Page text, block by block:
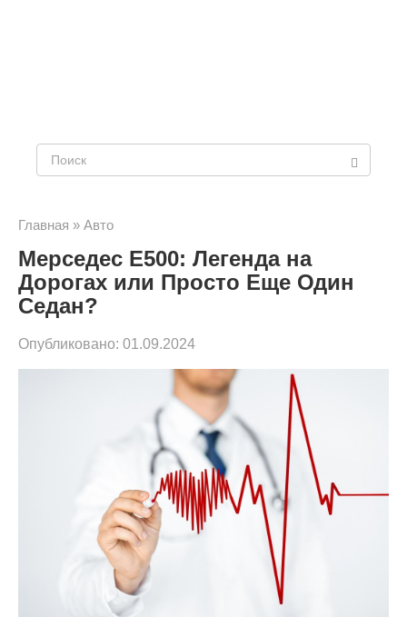
Главная » Авто
Мерседес Е500: Легенда на
Дорогах или Просто Еще Один
Седан?
Опубликовано: 01.09.2024